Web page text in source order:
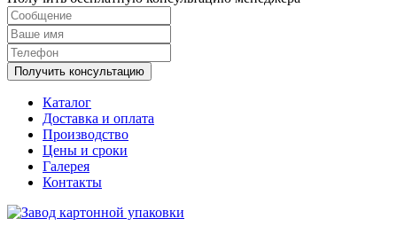
Получить консультацию
Каталог
Доставка и оплата
Производство
Цены и сроки
Галерея
Контакты